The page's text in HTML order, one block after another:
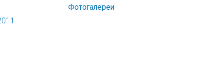
Фотогалереи